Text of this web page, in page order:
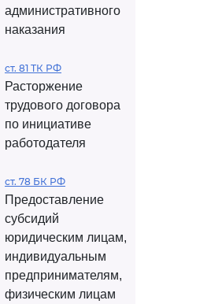
административного
наказания
ст. 81 ТК РФ
Расторжение
трудового договора
по инициативе
работодателя
ст. 78 БК РФ
Предоставление
субсидий
юридическим лицам,
индивидуальным
предпринимателям,
физическим лицам